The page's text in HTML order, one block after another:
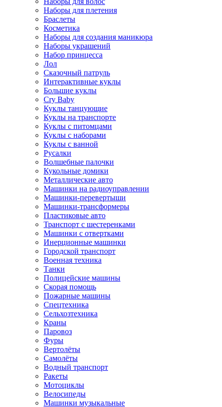
Наборы для плетения
Браслеты
Косметика
Наборы для создания маникюра
Наборы украшений
Набор принцесса
Лол
Сказочный патруль
Интерактивные куклы
Большие куклы
Cry Baby
Куклы танцующие
Куклы на транспорте
Куклы с питомцами
Куклы с наборами
Куклы с ванной
Русалки
Волшебные палочки
Кукольные домики
Металлические авто
Машинки на радиоуправлении
Машинки-перевертыши
Машинки-трансформеры
Пластиковые авто
Транспорт с шестеренками
Машинки с отвертками
Инерционные машинки
Городской транспорт
Военная техника
Танки
Полицейские машины
Скорая помощь
Пожарные машины
Спецтехника
Сельхозтехника
Краны
Паровоз
Фуры
Вертолёты
Самолёты
Водный транспорт
Ракеты
Мотоциклы
Велосипеды
Машинки музыкальные